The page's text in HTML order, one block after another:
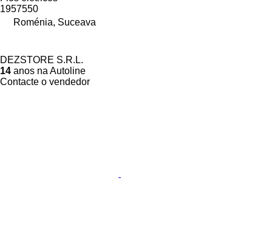
1957550
Roménia, Suceava
DEZSTORE S.R.L.
14 anos na Autoline
Contacte o vendedor